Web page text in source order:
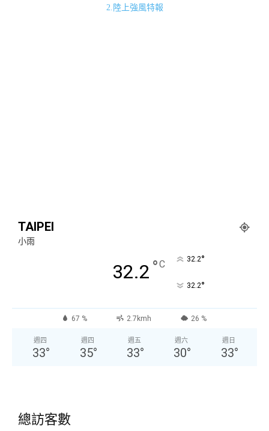
2.陸上強風特報
TAIPEI
小雨
32.2 °C 32.2°
32.2°
67 % 2.7kmh 26 %
週四
33°
週四
35°
週五
33°
週六
30°
週日
33°
總訪客數